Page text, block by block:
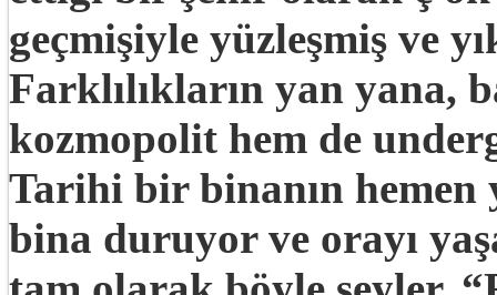
geçmişiyle yüzleşmiş ve
Farklılıkların yan yana,
kozmopolit hem de
Tarihi bir binanın hemen
bina duruyor ve orayı